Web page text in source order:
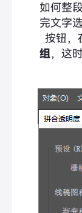
如何整
完文字
按钮，
组，这